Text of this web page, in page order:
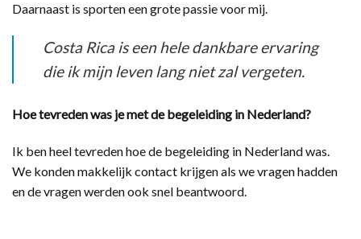
Daarnaast is sporten een grote passie voor mij.
Costa Rica is een hele dankbare ervaring
die ik mijn leven lang niet zal vergeten.
Hoe tevreden was je met de begeleiding in Nederland?
Ik ben heel tevreden hoe de begeleiding in Nederland was.
We konden makkelijk contact krijgen als we vragen hadden
en de vragen werden ook snel beantwoord.